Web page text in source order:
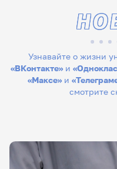
Узнавайте о жизни
«ВКонтакте»и
«Максе» и
смотрите